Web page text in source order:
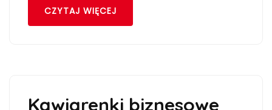
CZYTAJ WIĘCEJ
Kawiarenki biznesowe